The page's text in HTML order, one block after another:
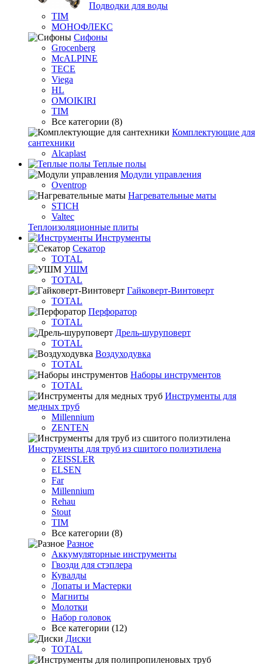
Подводки для воды
TIM
МОНОФЛЕКС
Сифоны
Grocenberg
McALPINE
TECE
Viega
HL
OMOIKIRI
TIM
Все категории (8)
Комплектующие для
сантехники
Alcaplast
Теплые полы
Модули управления
Oventrop
Нагревательные маты
STICH
Valtec
Теплоизоляционные плиты
Инструменты
Секатор
TOTAL
УШМ
TOTAL
Гайковерт-Винтоверт
TOTAL
Перфоратор
TOTAL
Дрель-шуруповерт
TOTAL
Воздуходувка
TOTAL
Наборы инструментов
TOTAL
Инструменты для
медных труб
Millennium
ZENTEN
Инструменты для труб из сшитого полиэтилена
ZEISSLER
ELSEN
Far
Millennium
Rehau
Stout
TIM
Все категории (8)
Разное
Аккумуляторные инструменты
Гвозди для стэплера
Кувалды
Лопаты и Мастерки
Магниты
Молотки
Набор головок
Все категории (12)
Диски
TOTAL